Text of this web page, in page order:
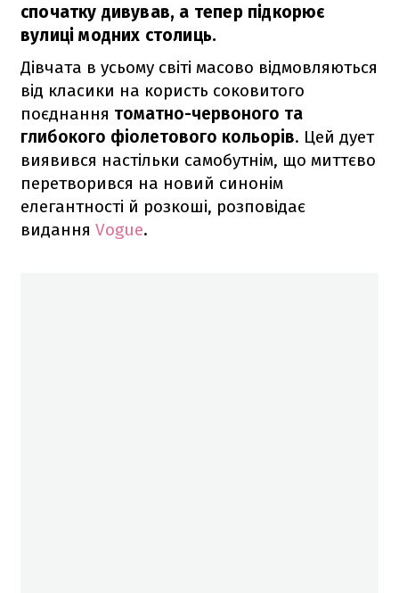
спочатку дивував, а тепер підкорює
вулиці модних столиць.
Дівчата в усьому світі масово відмовляються
від класики на користь соковитого
поєднання томатно-червоного та
глибокого фіолетового кольорів. Цей дует
виявився настільки самобутнім, що миттєво
перетворився на новий синонім
елегантності й розкоші, розповідає
видання Vogue.